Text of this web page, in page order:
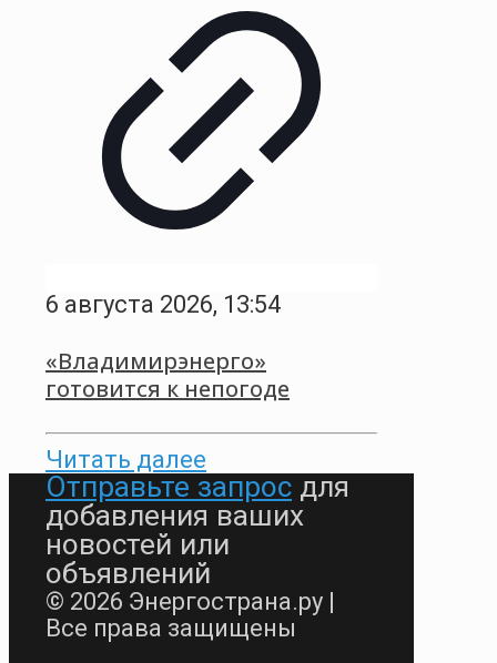
6 августа 2026, 13:54
«Владимирэнерго»
готовится к непогоде
Читать далее
Отправьте запрос для
добавления ваших
новостей или
объявлений
© 2026 Энергострана.ру |
Все права защищены